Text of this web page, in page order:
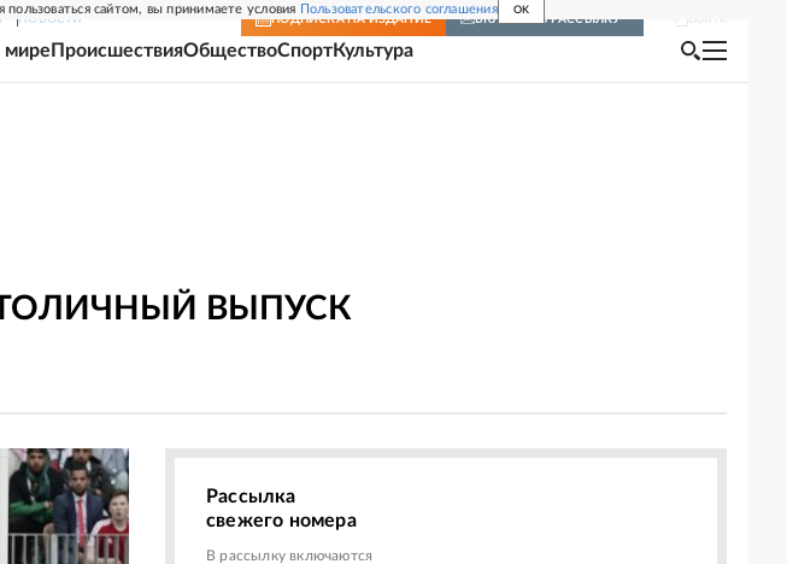
сайтом, вы принимаете условия Пользовательского соглашения OK
НОВОСТИ ПОДПИСКА НА ИЗДАНИЕ ВКЛЮЧИТЬ РАССЫЛКУ
мире ПроисшествияОбществоСпортКультура
ВЫПУСК
Рассылка
свежего номера
В рассылку включаются